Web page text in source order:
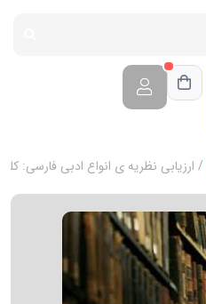
/ ارزیابی نظریه ی انواع ادبی فارسی: